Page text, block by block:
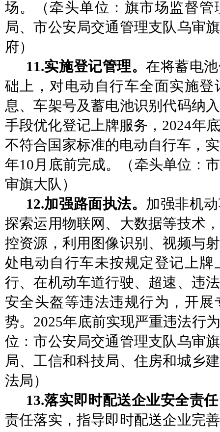
场。
（牵头单位：旗市场监督管
局、市公安局交通管理支队乌审
府）
11.实施登记管理。在将蓄电
础上，对电动自行车全面实施
息、车架号及蓄电池识别代码纳
手段优化登记上牌服务， 2024年
不符合国家标准的电动自行车，
年10月底前完成。
（牵头单位：
审旗大队）
12.加强路面执法。 加强非机
探索运用物联网、大数据等技术
控资源，利用图像识别、视频与
处电动自行车未按规定登记上
行、在机动车道行驶、超速、违
安全头盔等违法违规行为，开
势。 2025年底前实现严重违法行
位：市公安局交通管理支队乌审
局、工信和科技局、住房和城乡
法局）
13.落实即时配送企业安全责
责任落实，指导即时配送企业完